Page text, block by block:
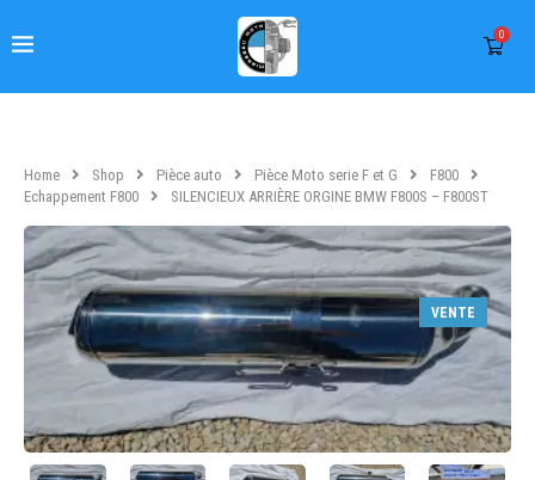
0
Home Shop Pièce auto Pièce Moto serie F et G
F800
Echappement F800
SILENCIEUX ARRIÈRE ORGINE BMW F800S – F800ST
VENTE